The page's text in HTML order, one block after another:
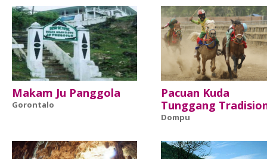
Makam Ju Panggola
Gorontalo
Pacuan Kuda
Tunggang
Dompu